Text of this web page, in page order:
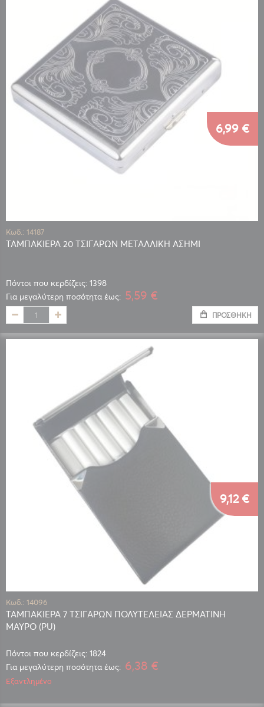
Κωδ.: 14187
ΤΑΜΠΑΚΙΕΡΑ 20 ΤΣΙΓΑΡΩΝ ΜΕΤΑΛΛΙΚΗ ΑΣΗΜΙ
Πόντοι που κερδίζεις: 1398
6,99 €
Για μεγαλύτερη ποσότητα έως: 5,59 €
ΠΡΟΣΘΉΚΗ
Κωδ.: 14096
ΤΑΜΠΑΚΙΕΡΑ 7 ΤΣΙΓΑΡΩΝ ΠΟΛΥΤΕΛΕΙΑΣ ΔΕΡΜΑΤΙΝΗ
ΜΑΥΡΟ (PU)
Πόντοι που κερδίζεις: 1824
9,12 €
Για μεγαλύτερη ποσότητα έως: 6,38 €
Εξαντλημένο